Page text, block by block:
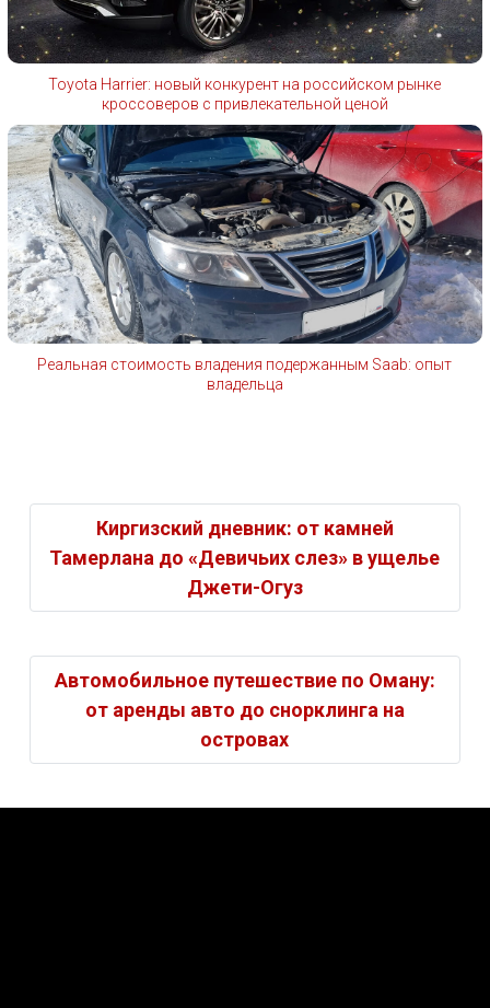
Toyota Harrier: новый конкурент на российском рынке
кроссоверов с привлекательной ценой
Реальная стоимость владения подержанным Saab: опыт
владельца
Киргизский дневник: от камней
Тамерлана до «Девичьих слез» в ущелье
Джети-Огуз
Автомобильное путешествие по Оману:
от аренды авто до снорклинга на
островах